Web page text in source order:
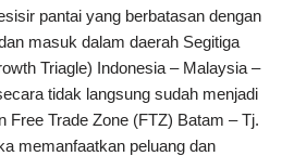
pantai yang berbatasan dengan
masuk dalam daerah Segitiga
Triagle) Indonesia – Malaysia –
tidak langsung sudah menjadi
Free Trade Zone (FTZ) Batam – Tj.
memanfaatkan peluang dan